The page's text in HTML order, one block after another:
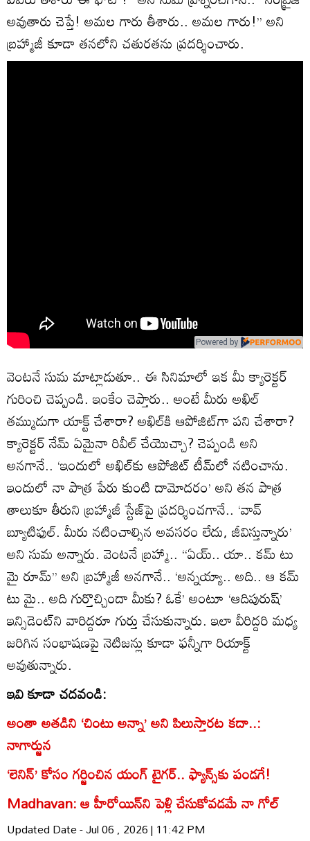
అవుతారు చెప్తే! అమల గారు తీశారు.. అమల గారు!’’ అని
బ్రహ్మాజీ కూడా తనలోని చతురతను ప్రదర్శించారు.
Powered by
వెంటనే సుమ మాట్లాడుతూ.. ఈ సినిమాలో ఇక మీ క్యారెక్టర్
గురించి చెప్పండి. ఇంకేం చెప్తారు.. అంటే మీరు అఖిల్
తమ్ముడుగా యాక్ట్ చేశారా? అఖిల్‌కి ఆపోజిట్‌గా పని చేశారా?
క్యారెక్టర్ నేమ్ ఏమైనా రివీల్ చేయొచ్చా? చెప్పండి అని
అనగానే.. ‘ఇందులో అఖిల్‌కు ఆపోజిట్ టీమ్‌లో నటించాను.
ఇందులో నా పాత్ర పేరు కుంటి దామోదరం’ అని తన పాత్ర
తాలుకూ తీరుని బ్రహ్మాజీ స్టేజ్‌పై ప్రదర్శించగానే.. ‘వావ్
బ్యూటిఫుల్. మీరు నటించాల్సిన అవసరం లేదు, జీవిస్తున్నారు’
అని సుమ అన్నారు. వెంటనే బ్రహ్మా.. ‘‘ఏయ్.. యా.. కమ్ టు
మై రూమ్’’ అని బ్రహ్మాజీ అనగానే.. ‘అన్నయ్యా.. అది.. ఆ కమ్
టు మై.. అది గుర్తొచ్చిందా మీకు? ఓకే’ అంటూ ‘ఆదిపురుష్’
ఇన్సిడెంట్‌ని వారిద్దరూ గుర్తు చేసుకున్నారు. ఇలా వీరిద్దరి మధ్య
జరిగిన సంభాషణపై నెటిజన్లు కూడా ఫన్నీగా రియాక్ట్
అవుతున్నారు.
ఇవి కూడా చదవండి:
అంతా అతడిని ‘చింటు అన్నా’ అని పిలుస్తారట కదా..:
నాగార్జున
‘లెనిన్’ కోసం గర్జించిన యంగ్ టైగర్.. ఫ్యాన్స్‌కు పండగే!
Madhavan: ఆ హీరోయిన్‌ని పెళ్లి చేసుకోవడమే నా గోల్
Updated Date - Jul 06 , 2026 | 11:42 PM